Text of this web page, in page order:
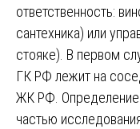
ответственность:
сантехника) или
стояке). В первом
ГК РФ лежит на
ЖК РФ. Определение
частью